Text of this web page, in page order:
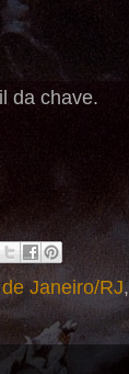
da chave.
Janeiro/RJ